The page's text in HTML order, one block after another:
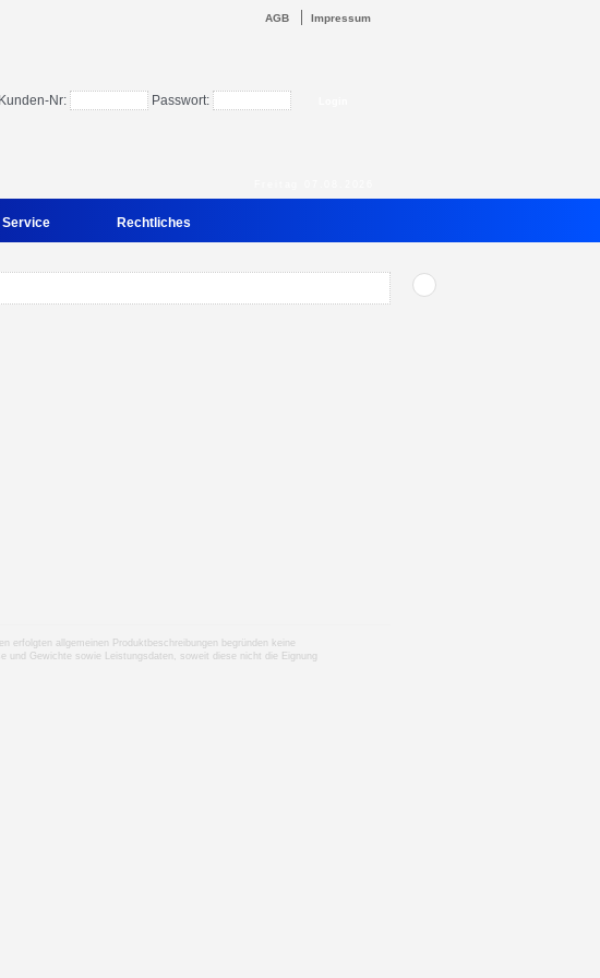
AGB Impressum
Kunden-Nr: Passwort:
Service Rechtliches
erfolgten allgemeinen Produktbeschreibungen begründen keine
und Gewichte sowie Leistungsdaten, soweit diese nicht die Eignung